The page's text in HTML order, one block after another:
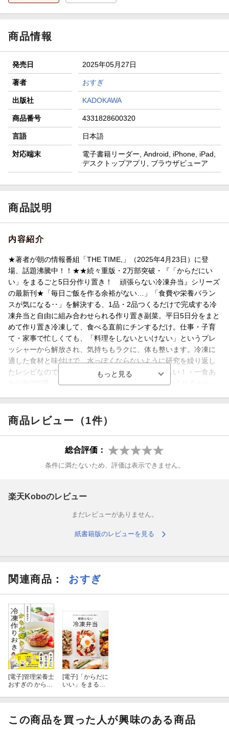
商品情報
発売日 2025年05月27日
著者 おすぎ
出版社 KADOKAWA
商品番号 4331828600320
言語 日本語
対応端末
電子書籍リーダー, Android, iPhone, iPad,
デスクトップアプリ, ブラウザビューア
商品説明
内容紹介
★著者が朝の情報番組「THE TIME,」（2025年4月23日）に登
場、話題沸騰中！！★★続々重版・2万部突破・『「からだにい
い」をまるごと5日分作り置き！ 頑張らない冷凍弁当』シリーズ
の最新刊★「毎日ご飯を作る余裕がない…」「食費や栄養バラン
スが気になる‥」を解決する、1品・2品つくるだけで完成する冷
凍弁当と自由に組み合わせられる作り置き副菜。平日5日分をまと
めて作り置き冷凍して、食べる直前にチンするだけ。仕事・子育
て・家事で忙しくても、「料理をしないといけない」というプレ
ッシャーから解放され、気持ちもラクに、体も整います。冷凍に
適した食材と味付けで、水っぽくならないように研究を繰り返し
たレシピなので、冷凍→解凍してもしっかりおいしい！・一食あ
たり約200円。節約にも◎・週末に5食分まとめてつくれるから、
飯、気力も体力もない日の朝食・夕食、子供の塾弁・置き弁とし
て最適です。
商品レビュー（1件）
総合評価：
条件に満たないため、評価は表示できません。
楽天Koboのレビュー
まだレビューがありません。
紙書籍版のレビューを見る
関連商品 ： おすぎ
[電子]管理栄養士
おすぎの からだ
[電子] 「からだに
いい」をまるご
この商品を買った人が興味のある商品